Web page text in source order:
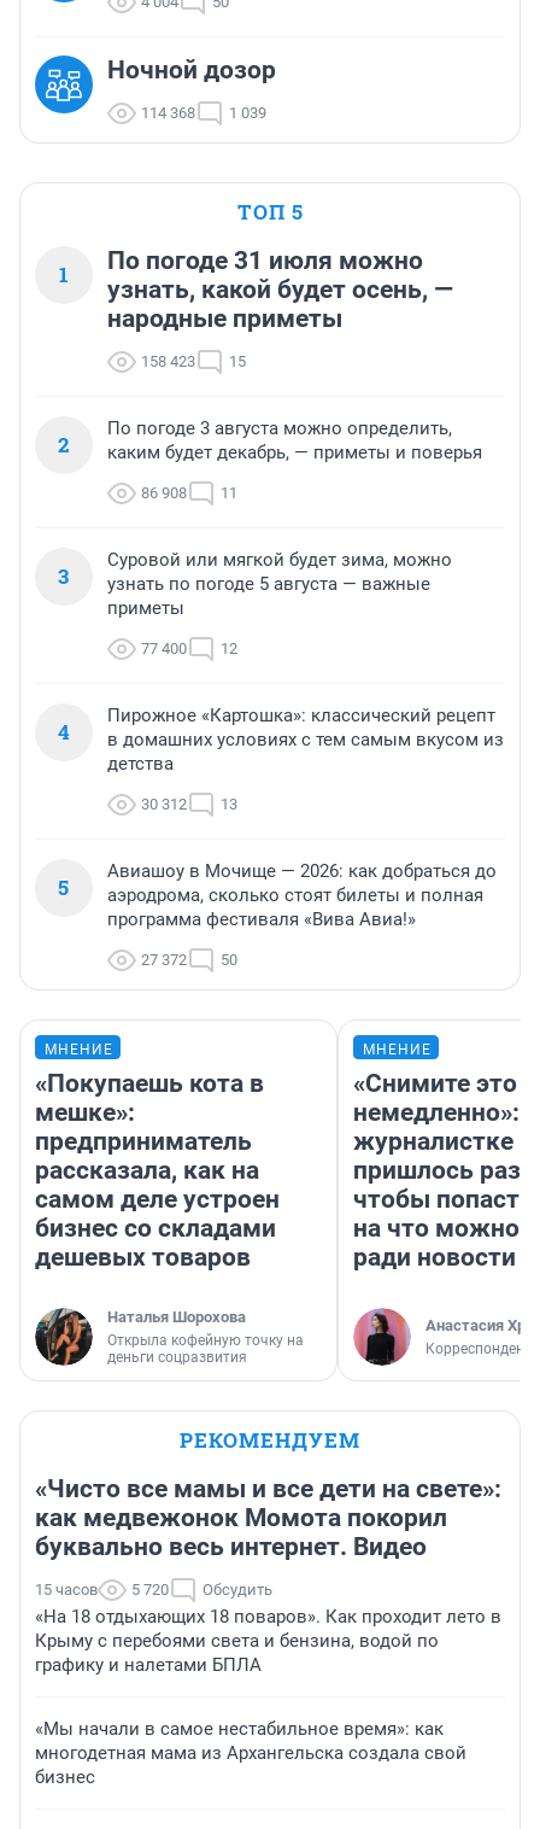
Ночной дозор
114 368 1 039
ТОП 5
1
По погоде 31 июля можно
узнать, какой будет осень, —
народные приметы
158 423 15
2
По погоде 3 августа можно определить,
каким будет декабрь, — приметы и поверья
86 908 11
3
Суровой или мягкой будет зима, можно
узнать по погоде 5 августа — важные
приметы
77 400 12
4
Пирожное «Картошка»: классический рецепт
в домашних условиях с тем самым вкусом из
детства
30 312 13
5
Авиашоу в Мочище — 2026: как добраться до
аэродрома, сколько стоят билеты и полная
программа фестиваля «Вива Авиа!»
27 372 50
МНЕНИЕ
«Покупаешь кота в
мешке»:
предприниматель
рассказала, как на
самом деле устроен
бизнес со складами
дешевых товаров
Наталья Шорохова
Открыла кофейную точку на
деньги соцразвития
МНЕНИЕ
«Снимите это
немедленно»:
журналистке
пришлось
чтобы попасть
на что можно
ради новости
Анастасия
Корреспондент
РЕКОМЕНДУЕМ
«Чисто все мамы и все дети на свете»:
как медвежонок Момота покорил
буквально весь интернет. Видео
15 часов 5 720 Обсудить
«На 18 отдыхающих 18 поваров». Как проходит лето в
Крыму с перебоями света и бензина, водой по
графику и налетами БПЛА
«Мы начали в самое нестабильное время»: как
многодетная мама из Архангельска создала свой
бизнес